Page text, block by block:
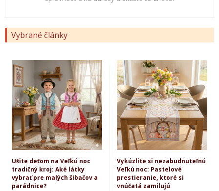
Vybrané články
Ušite deťom na Veľkú noc
tradičný kroj: Aké látky
vybrať pre malých šibačov a
parádnice?
Vykúzlite si nezabudnuteľnú
Veľkú noc: Pastelové
prestieranie, ktoré si
vnúčatá zamilujú